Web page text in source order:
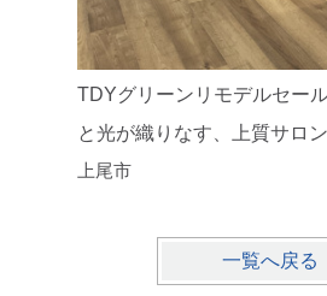
TDYグリーンリモデルセー
と光が織りなす、上質サロ
上尾市
一覧へ戻る